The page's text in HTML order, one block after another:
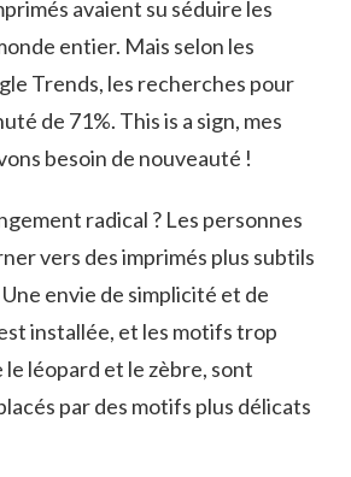
avaient su séduire les
entier. Mais selon les
Trends, les recherches pour
de 71%. This is a sign, mes
besoin de nouveauté !
radical ? Les personnes
vers des imprimés plus subtils
envie de simplicité et de
installée, et les motifs trop
léopard et le zèbre, sont
par des motifs plus délicats